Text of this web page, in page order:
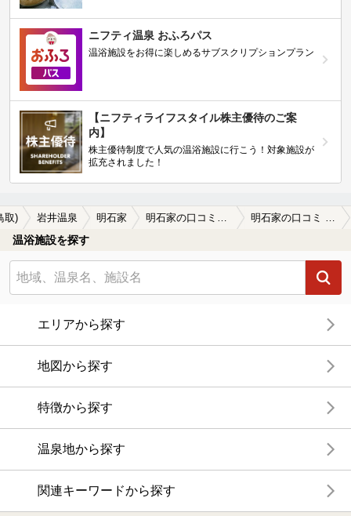
ニフティ温泉 おふろパス
温浴施設をお得に楽しめるサブスクリプションプラン
【ニフティライフスタイル株主優待のご案
内】
株主優待制度で人気の温浴施設に行こう！対象施設が
拡充されました！
取) 岩井温泉 明石家 明石家の口コミ一覧 明石家の口コミ 混浴庭園露天風呂
温浴施設を探す
エリアから探す
地図から探す
特徴から探す
温泉地から探す
関連キーワードから探す